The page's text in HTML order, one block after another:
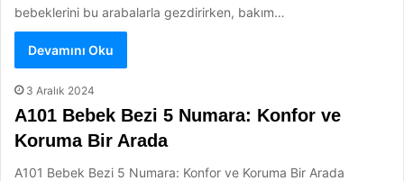
bebeklerini bu arabalarla gezdirirken, bakım…
Devamını Oku
3 Aralık 2024
A101 Bebek Bezi 5 Numara: Konfor ve
Koruma Bir Arada
A101 Bebek Bezi 5 Numara: Konfor ve Koruma Bir Arada